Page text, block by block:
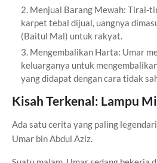
Menjual Barang Mewah: Tirai-
karpet tebal dijual, uangnya
(Baitul Mal) untuk rakyat.
Mengembalikan Harta: Umar
keluarganya untuk
yang didapat dengan cara tidak
Kisah Terkenal: Lampu
Ada satu cerita yang paling
Umar bin Abdul Aziz.